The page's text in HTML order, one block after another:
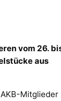
vom 26.
aus
Mitglieder